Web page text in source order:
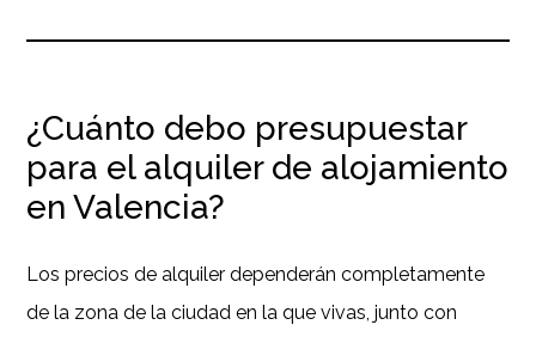
¿Cuánto debo presupuestar
para el alquiler de alojamiento
en Valencia?
Los precios de alquiler dependerán completamente
de la zona de la ciudad en la que vivas, junto con